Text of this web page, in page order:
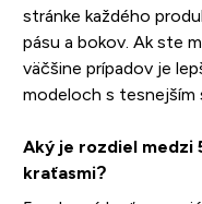
stránke každého
pásu a bokov. Ak ste
väčšine prípadov je
modeloch s tesnejším
Aký je rozdiel medzi
kraťasmi?